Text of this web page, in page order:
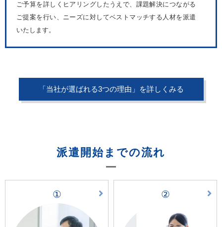
ご予算を詳しくヒアリングしたうえで、課題解決につながる
ご提案を行い、ニーズに対してベストマッチする人材を派遣
いたします。
「当社が選ばれる3つの理由」を詳しくみる
派遣開始までの流れ
① ②